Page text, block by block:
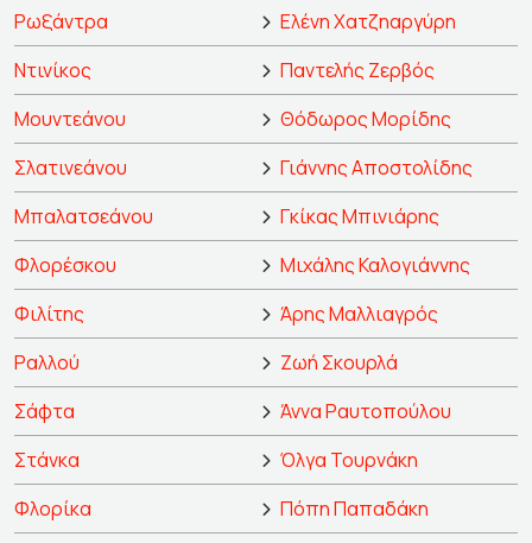
Ρωξάντρα
Ελένη Χατζηαργύρη
Ντινίκος
Παντελής Ζερβός
Μουντεάνου
Θόδωρος Μορίδης
Σλατινεάνου
Γιάννης Αποστολίδης
Μπαλατσεάνου
Γκίκας Μπινιάρης
Φλορέσκου
Μιχάλης Καλογιάννης
Φιλίτης
Άρης Μαλλιαγρός
Ραλλού
Ζωή Σκουρλά
Σάφτα
Άννα Ραυτοπούλου
Στάνκα
Όλγα Τουρνάκη
Φλορίκα
Πόπη Παπαδάκη